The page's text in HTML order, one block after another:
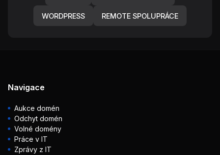
WORDPRESS REMOTE SPOLUPRÁCE
Navigace
Aukce domén
Odchyt domén
Volné domény
Práce v IT
Zprávy z IT